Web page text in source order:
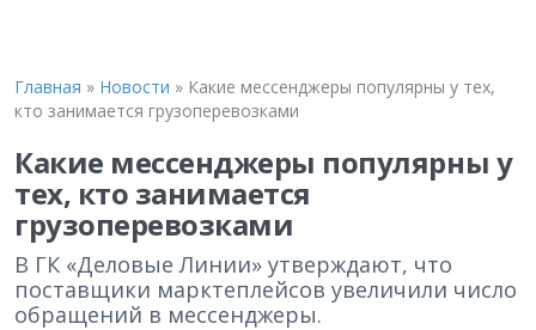
Главная » Новости » Какие мессенджеры популярны у тех,
кто занимается грузоперевозками
Какие мессенджеры популярны у
тех, кто занимается
грузоперевозками
В ГК «Деловые Линии» утверждают, что
поставщики марктеплейсов увеличили число
обращений в мессенджеры.